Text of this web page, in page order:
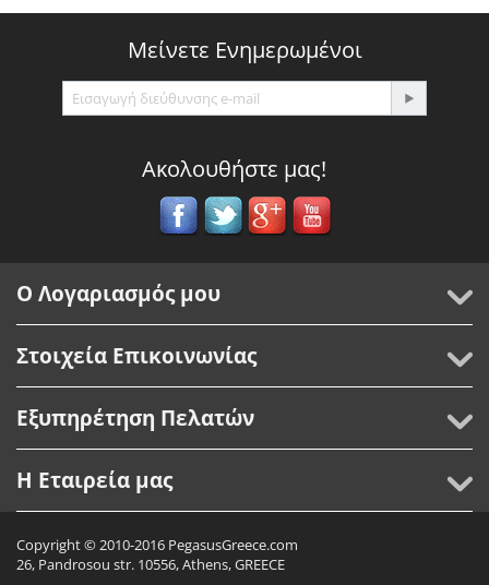
Μείνετε Ενημερωμένοι
Ακολουθήστε μας!
Ο Λογαριασμός μου
Στοιχεία Επικοινωνίας
Εξυπηρέτηση Πελατών
Η Εταιρεία μας
Copyright © 2010-2016 PegasusGreece.com
26, Pandrosou str. 10556, Athens, GREECE